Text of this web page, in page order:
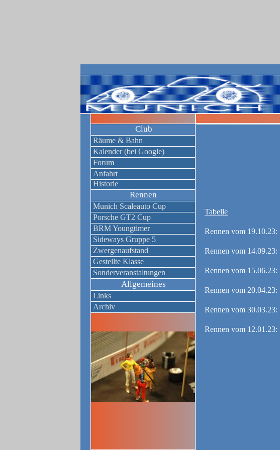
Rennen
Porsche GT2 Cup
Gestellte Klasse
Munich Scaleauto Cup
Kalender (bei Google)
Club
Räume & Bahn
Historie
Allgemeines
Anfahrt
Forum
Links
BRM Youngtimer
Sideways Gruppe 5
Archiv
Zwergenaufstand
Sonderveranstaltungen
Tabelle
Rennen vom 19.10.23:
Rennen vom 14.09.23:
Rennen vom 15.06.23:
Rennen vom 20.04.23:
Rennen vom 30.03.23:
Rennen vom 12.01.23: